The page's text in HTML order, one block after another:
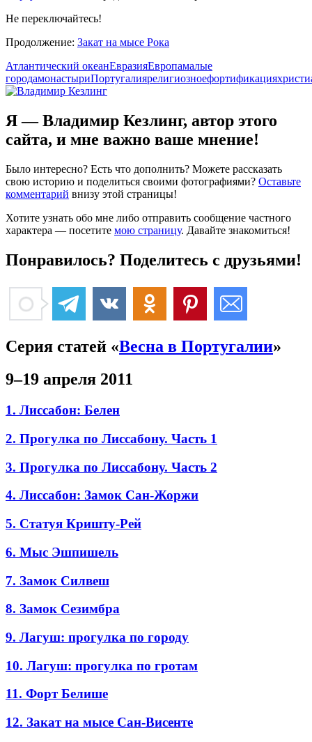
Не переключайтесь!
Продолжение: Закат на мысе Рока
Атлантический океанЕвразияЕвропамалые
городамонастыриПортугалиярелигиозноефортификация
Я — Владимир Кезлинг, автор этого
сайта, и мне важно ваше мнение!
Было интересно? Есть что дополнить? Можете рассказать
свою историю и поделиться своими фотографиями? Оставьте
комментарий внизу этой страницы!
Хотите узнать обо мне либо отправить сообщение частного
характера — посетите мою страницу. Давайте знакомиться!
Понравилось? Поделитесь с друзьями!
Серия статей «Весна в Португалии»
9–19 апреля 2011
1. Лиссабон: Белен
2. Прогулка по Лиссабону. Часть 1
3. Прогулка по Лиссабону. Часть 2
4. Лиссабон: Замок Сан-Жоржи
5. Статуя Кришту-Рей
6. Мыс Эшпишель
7. Замок Силвеш
8. Замок Сезимбра
9. Лагуш: прогулка по городу
10. Лагуш: прогулка по гротам
11. Форт Белише
12. Закат на мысе Сан-Висенте